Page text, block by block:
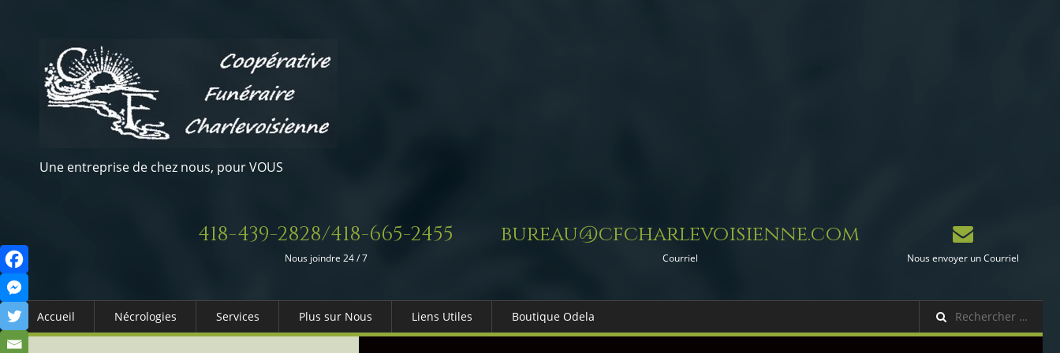
Une entreprise de chez nous, pour VOUS
418-439-2828/418-665-2455
Nous joindre 24 / 7
bureau@cfcharlevoisienne.com
Courriel Nous envoyer un Courriel
Accueil Nécrologies Services Plus sur Nous Liens Utiles Boutique Odela